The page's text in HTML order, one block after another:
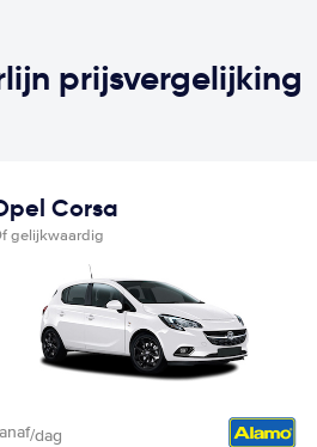
prijsvergelijking
Corsa
gelijkwaardig
/dag